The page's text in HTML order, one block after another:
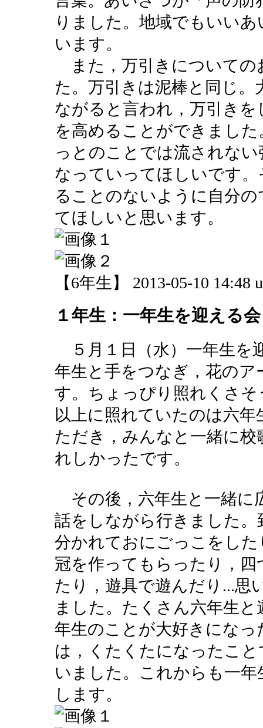
りました。地域でもいい
います。
また，万引きについての
た。万引きは泥棒と同じ
ながると言われ，万引き
を高めることができまし
っとのことでは流されな
なっていってほしいです
ることのないように自分
てほしいと思います。
【6年生】 2013-05-10 14:48
１年生：一年生を迎える
５月１日（水）一年生を
年生と手をつなぎ，花の
す。ちょっぴり照れくさ
以上に照れていたのは六
ただき，みんなと一緒に
れしかったです。
その後，六年生と一緒に
話をしながら行きました
分かれておにごっこをし
冠を作ってもらったり，
たり，遊具で遊んだり...思
ました。たくさん六年生
年生のことが大好きにな
は，くたくたになったこ
いました。これからも一
します。